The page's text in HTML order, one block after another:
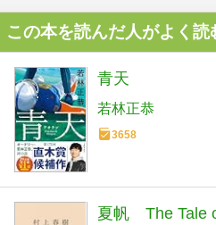
この本を読んだ人がよく読
青天
若林正恭
3658
夏帆 The Tale